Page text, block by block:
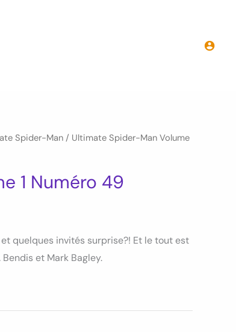
Spider-Man / Ultimate Spider-Man Volume
1 Numéro 49
quelques invités surprise?! Et le tout est
et Mark Bagley.